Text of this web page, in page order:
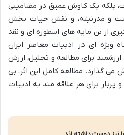
بلکه یک کاوش عمیق در مضامینی
و مدرنیته، و نقش حیات بخش
از بن مایه های اسطوره ای و نقد
ویژه ای در ادبیات معاصر ایران
برای مطالعه و تحلیل، ارزش
می گذارد. مطالعه کامل این اثر، بی
برای هر علاقه مند به ادبیات